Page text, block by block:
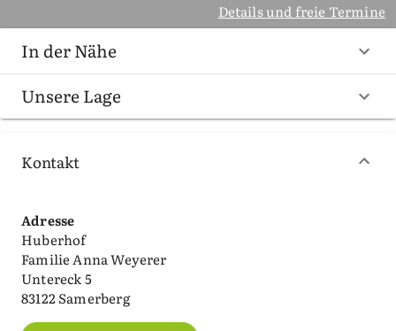
Details und freie Termine
In der Nähe
Unsere Lage
Kontakt
Adresse
Huberhof
Familie Anna Weyerer
Untereck 5
83122 Samerberg